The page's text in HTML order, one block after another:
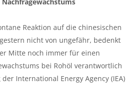
Reaktion auf die chinesischen
nicht von ungefähr, bedenkt
Mitte noch immer für einen
bei Rohöl verantwortlich
International Energy Agency (IEA)